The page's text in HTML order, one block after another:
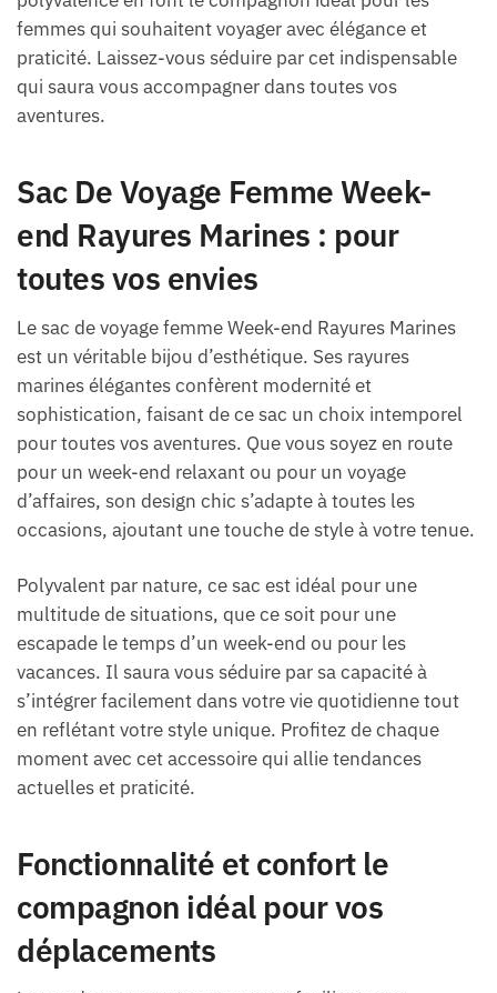
femmes qui souhaitent voyager avec élégance et
praticité. Laissez-vous séduire par cet indispensable
qui saura vous accompagner dans toutes vos
aventures.
Sac De Voyage Femme Week-
end Rayures Marines : pour
toutes vos envies
Le sac de voyage femme Week-end Rayures Marines
est un véritable bijou d’esthétique. Ses rayures
marines élégantes confèrent modernité et
sophistication, faisant de ce sac un choix intemporel
pour toutes vos aventures. Que vous soyez en route
pour un week-end relaxant ou pour un voyage
d’affaires, son design chic s’adapte à toutes les
occasions, ajoutant une touche de style à votre tenue.
Polyvalent par nature, ce sac est idéal pour une
multitude de situations, que ce soit pour une
escapade le temps d’un week-end ou pour les
vacances. Il saura vous séduire par sa capacité à
s’intégrer facilement dans votre vie quotidienne tout
en reflétant votre style unique. Profitez de chaque
moment avec cet accessoire qui allie tendances
actuelles et praticité.
Fonctionnalité et confort le
compagnon idéal pour vos
déplacements